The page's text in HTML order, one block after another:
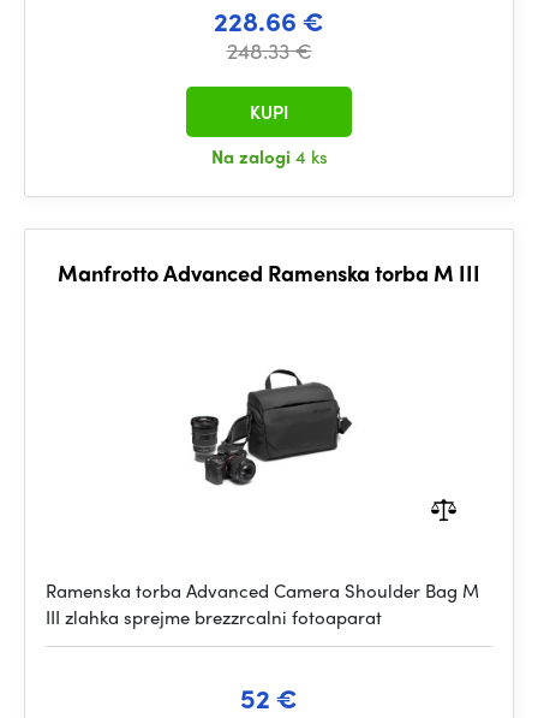
228.66 €
248.33 €
Na zalogi 4 ks
KUPI
Manfrotto Advanced Ramenska torba M III
Ramenska torba Advanced Camera Shoulder Bag M
III zlahka sprejme brezzrcalni fotoaparat
52 €